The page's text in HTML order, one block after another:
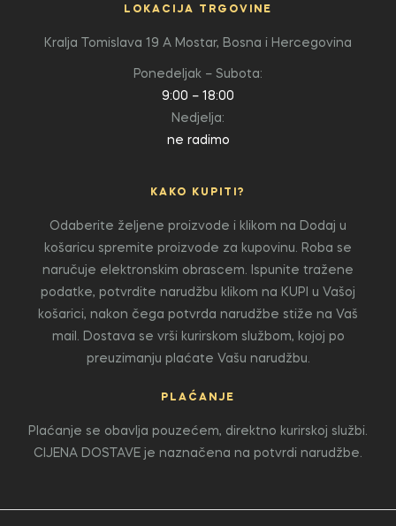
LOKACIJA TRGOVINE
Kralja Tomislava 19 A Mostar, Bosna i Hercegovina
Ponedeljak – Subota:
9:00 – 18:00
Nedjelja:
ne radimo
KAKO KUPITI?
Odaberite željene proizvode i klikom na Dodaj u
košaricu spremite proizvode za kupovinu. Roba se
naručuje elektronskim obrascem. Ispunite tražene
podatke, potvrdite narudžbu klikom na KUPI u Vašoj
košarici, nakon čega potvrda narudžbe stiže na Vaš
mail. Dostava se vrši kurirskom službom, kojoj po
preuzimanju plaćate Vašu narudžbu.
PLAĆANJE
Plaćanje se obavlja pouzećem, direktno kurirskoj službi.
CIJENA DOSTAVE je naznačena na potvrdi narudžbe.